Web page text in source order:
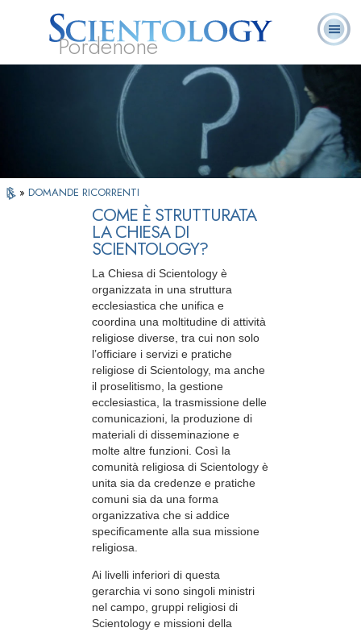
Pordenone
Che cos’è
Scientology?
Ministri
Volontari
Domande
ricorrenti
» DOMANDE RICORRENTI
COME È STRUTTURATA
LA CHIESA DI
SCIENTOLOGY?
La Chiesa di Scientology è
organizzata in una struttura
ecclesiastica che unifica e
coordina una moltitudine di attività
religiose diverse, tra cui non solo
l’officiare i servizi e pratiche
religiose di Scientology, ma anche
il proselitismo, la gestione
ecclesiastica, la trasmissione delle
comunicazioni, la produzione di
materiali di disseminazione e
molte altre funzioni. Così la
comunità religiosa di Scientology è
unita sia da credenze e pratiche
comuni sia da una forma
organizzativa che si addice
specificamente alla sua missione
religiosa.
Ai livelli inferiori di questa
gerarchia vi sono singoli ministri
nel campo, gruppi religiosi di
Scientology e missioni della